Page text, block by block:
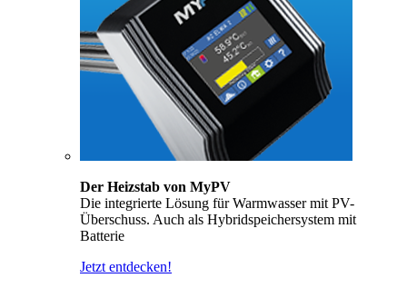
Der Heizstab von MyPV
Die integrierte Lösung für Warmwasser mit PV-
Überschuss. Auch als Hybridspeichersystem mit
Batterie
Jetzt entdecken!